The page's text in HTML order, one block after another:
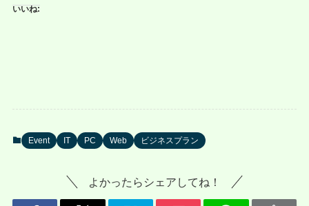
いいね:
Event IT PC Web ビジネスプラン
よかったらシェアしてね！